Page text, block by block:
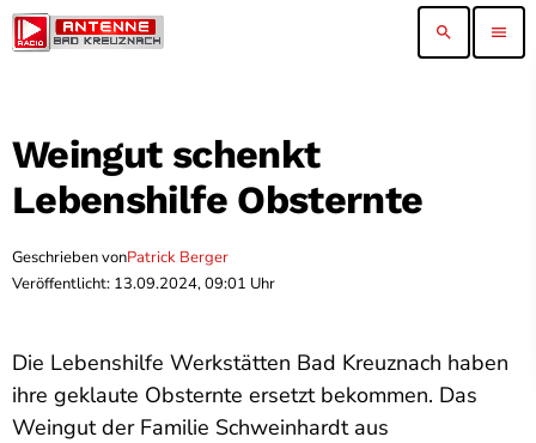
search menu
Weingut schenkt
Lebenshilfe Obsternte
Geschrieben vonPatrick Berger
Veröffentlicht: 13.09.2024, 09:01 Uhr
Die Lebenshilfe Werkstätten Bad Kreuznach haben
ihre geklaute Obsternte ersetzt bekommen. Das
Weingut der Familie Schweinhardt aus